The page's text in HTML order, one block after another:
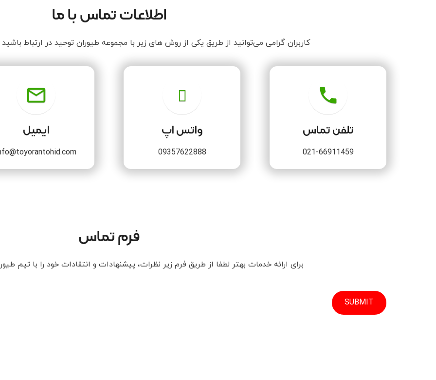
اطلاعات تماس با ما
کاربران گرامی می‌توانید از طریق یکی از روش های زیر با مجموعه طیوران توحید در ارتباط
phone
تلفن تماس
021-66911459
واتس اپ
09357622888
mail_outline
ایمیل
فرم تماس
برای ارائه خدمات بهتر لطفا از طریق فرم زیر نظرات، پیشنهادات و انتقادات خود را با تیم